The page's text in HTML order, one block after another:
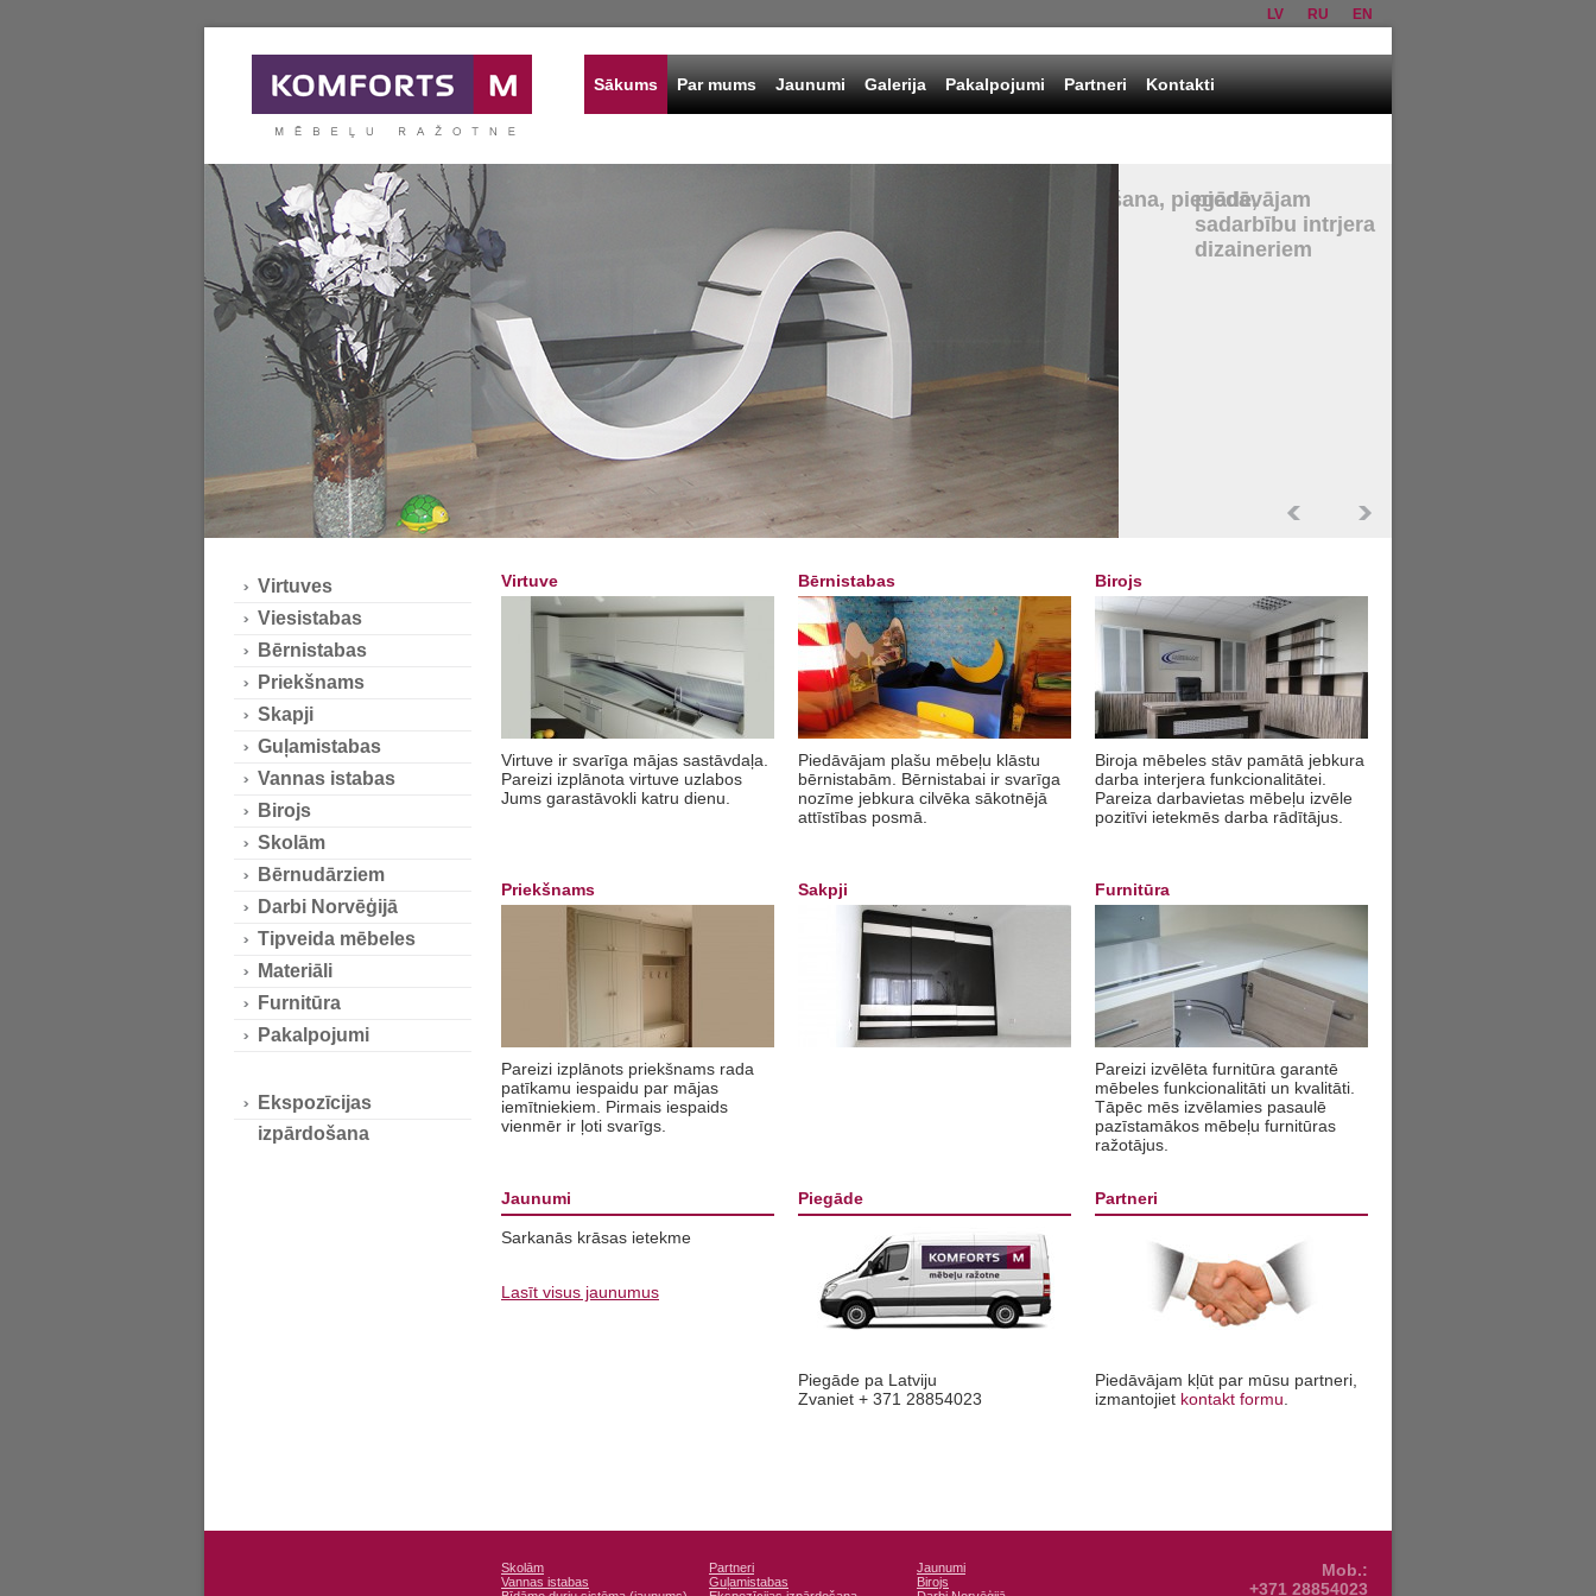
LV RU EN
Sākums Par mums Jaunumi Galerija Pakalpojumi Partneri Kontakti
piedāvājam
sadarbību intrjera
dizaineriem
Virtuves
Viesistabas
Bērnistabas
Priekšnams
Skapji
Guļamistabas
Vannas istabas
Birojs
Skolām
Bērnudārziem
Darbi Norvēģijā
Tipveida mēbeles
Materiāli
Furnitūra
Pakalpojumi
Ekspozīcijas
izpārdošana
Virtuve
Virtuve ir svarīga mājas sastāvdaļa.
Pareizi izplānota virtuve uzlabos
Jums garastāvokli katru dienu.
Bērnistabas
Piedāvājam plašu mēbeļu klāstu
bērnistabām. Bērnistabai ir svarīga
nozīme jebkura cilvēka sākotnējā
attīstības posmā.
Birojs
Biroja mēbeles stāv pamātā jebkura
darba interjera funkcionalitātei.
Pareiza darbavietas mēbeļu izvēle
pozitīvi ietekmēs darba rādītājus.
Priekšnams
Pareizi izplānots priekšnams rada
patīkamu iespaidu par mājas
iemītniekiem. Pirmais iespaids
vienmēr ir ļoti svarīgs.
Sakpji Furnitūra
Pareizi izvēlēta furnitūra garantē
mēbeles funkcionalitāti un kvalitāti.
Tāpēc mēs izvēlamies pasaulē
pazīstamākos mēbeļu furnitūras
ražotājus.
Jaunumi
Sarkanās krāsas ietekme
Lasīt visus jaunumus
Piegāde
Piegāde pa Latviju
Zvaniet + 371 28854023
Partneri
Piedāvājam kļūt par mūsu partneri,
izmantojiet kontakt formu
Skolām Partneri
Jaunumi
Vannas istabas
Guļamistabas
Birojs
Mob.:
+371 28854023